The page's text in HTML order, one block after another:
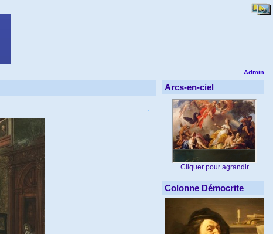
Admin
Arcs-en-ciel
Cliquer pour agrandir
Colonne Démocrite